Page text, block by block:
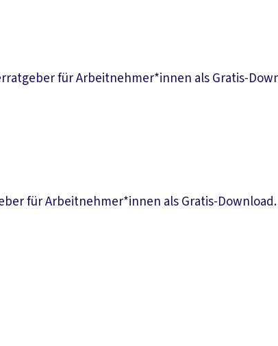
für Arbeitnehmer*innen als Gratis-
für Arbeitnehmer*innen als Gratis-